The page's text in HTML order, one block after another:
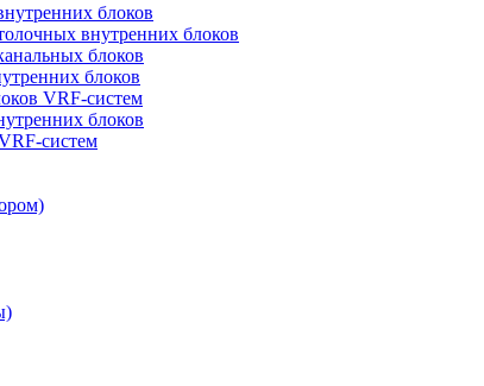
блоков
внутренних блоков
блоков
блоков
VRF-систем
блоков
систем